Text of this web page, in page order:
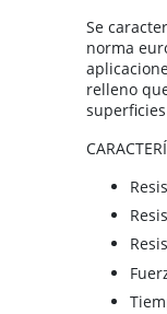
TERMOS
PLANTAS
RELOJES
VELAS Y
VARIOS
MASILLAS Y
PINTURA
PINTURA
PINTURA
PINTURAS
Se
norma
relleno